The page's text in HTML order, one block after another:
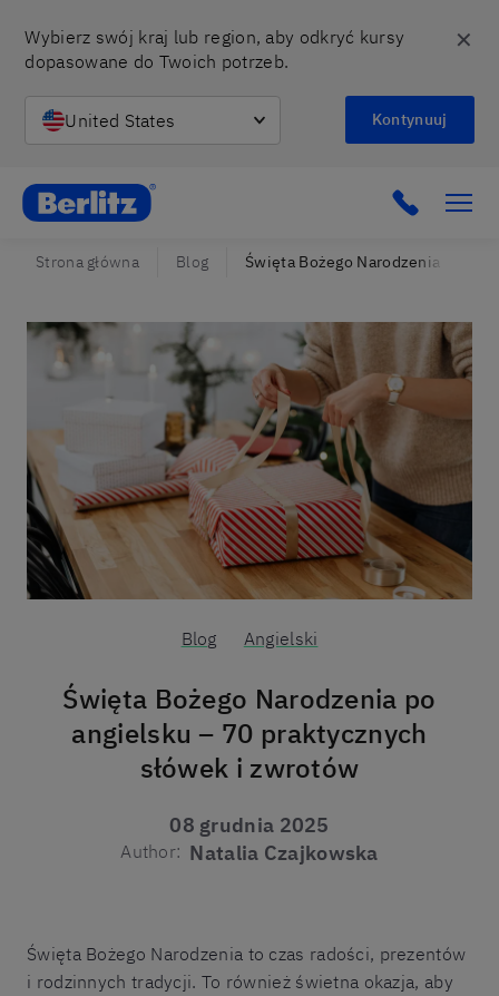
Wybierz swój kraj lub region, aby odkryć kursy
dopasowane do Twoich potrzeb.
United States Kontynuuj
✕
Berlitz Poland Click to
Strona główna Blog Święta Bożego Narodzenia po
Blog Angielski
Święta Bożego Narodzenia po
angielsku – 70 praktycznych
słówek i zwrotów
08 grudnia 2025
Author: Natalia Czajkowska
Święta Bożego Narodzenia to czas radości, prezentów
i rodzinnych tradycji. To również świetna okazja, aby